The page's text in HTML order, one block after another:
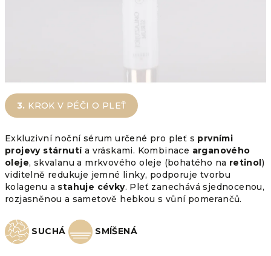
3. KROK V PÉČI O PLEŤ
Exkluzivní noční sérum určené pro pleť s prvními
projevy stárnutía vráskami. Kombinace arganového
oleje, skvalanu a mrkvového oleje (bohatého na retinol)
viditelně redukuje jemné linky, podporuje tvorbu
kolagenu a stahuje cévky. Pleť zanechává sjednocenou,
rozjasněnou a sametově hebkou s vůní pomerančů.
SUCHÁ SMÍŠENÁ